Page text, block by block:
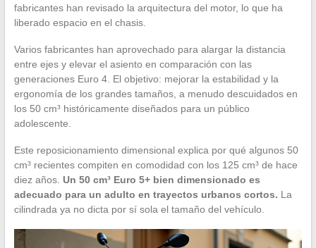
fabricantes han revisado la arquitectura del motor, lo que ha
liberado espacio en el chasis.
Varios fabricantes han aprovechado para alargar la distancia
entre ejes y elevar el asiento en comparación con las
generaciones Euro 4. El objetivo: mejorar la estabilidad y la
ergonomía de los grandes tamaños, a menudo descuidados en
los 50 cm³ históricamente diseñados para un público
adolescente.
Este reposicionamiento dimensional explica por qué algunos 50
cm³ recientes compiten en comodidad con los 125 cm³ de hace
diez años. Un 50 cm³ Euro 5+ bien dimensionado es
adecuado para un adulto en trayectos urbanos cortos. La
cilindrada ya no dicta por sí sola el tamaño del vehículo.